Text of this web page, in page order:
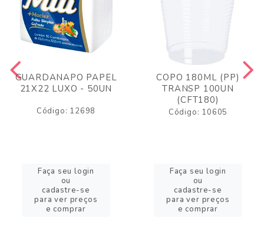
GUARDANAPO PAPEL
21X22 LUXO - 50UN
Código: 12698
Faça seu login
ou
cadastre-se
para ver preços
e comprar
COPO 180ML (PP)
TRANSP 100UN
(CFT180)
Código: 10605
Faça seu login
ou
cadastre-se
para ver preços
e comprar